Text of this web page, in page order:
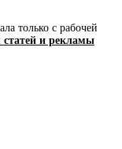
только с рабочей
и рекламы